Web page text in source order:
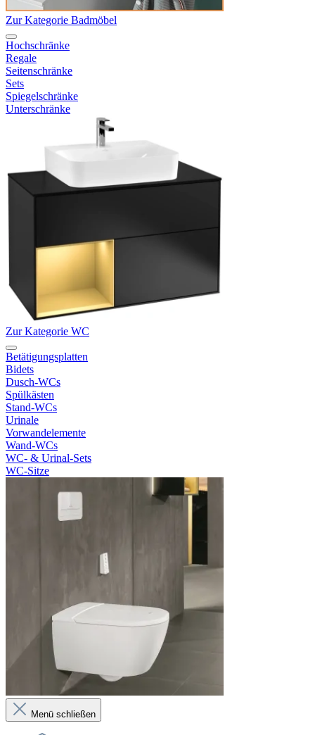
Zur Kategorie Badmöbel
Hochschränke
Regale
Seitenschränke
Sets
Spiegelschränke
Unterschränke
Zur Kategorie WC
Betätigungsplatten
Bidets
Dusch-WCs
Spülkästen
Stand-WCs
Urinale
Vorwandelemente
Wand-WCs
WC- & Urinal-Sets
WC-Sitze
Menü schließen